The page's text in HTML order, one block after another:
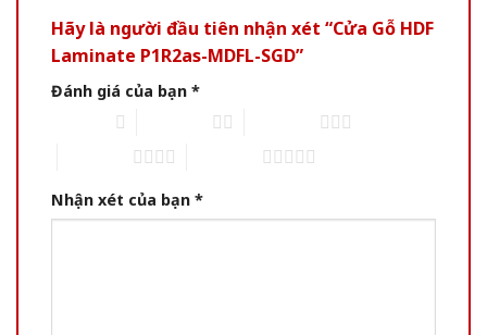
Hãy là người đầu tiên nhận xét “Cửa Gỗ HDF
Laminate P1R2as-MDFL-SGD”
Đánh giá của bạn *
Nhận xét của bạn *